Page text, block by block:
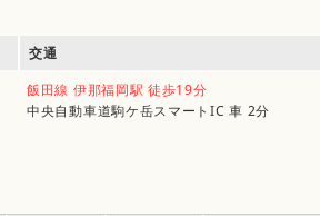
交通
飯田線 伊那福岡駅 徒歩19分
中央自動車道駒ケ岳スマートIC 車 2分